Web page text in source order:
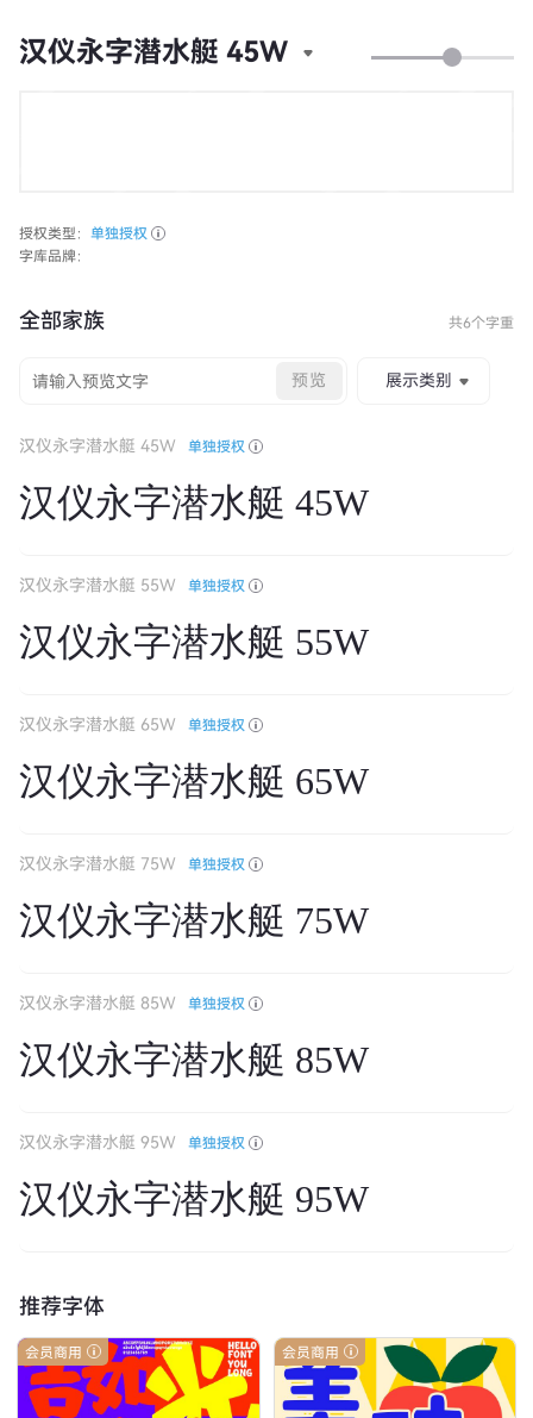
汉仪永字潜水艇 45W
授权类型： 单独授权
字库品牌：
全部家族 共6个字重
预览 展示类别
汉仪永字潜水艇 45W 单独授权
汉仪永字潜水艇 45W
汉仪永字潜水艇 55W 单独授权
汉仪永字潜水艇 55W
汉仪永字潜水艇 65W 单独授权
汉仪永字潜水艇 65W
汉仪永字潜水艇 75W 单独授权
汉仪永字潜水艇 75W
汉仪永字潜水艇 85W 单独授权
汉仪永字潜水艇 85W
汉仪永字潜水艇 95W 单独授权
汉仪永字潜水艇 95W
推荐字体
会员商用 会员商用